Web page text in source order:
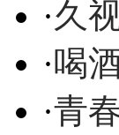
·久
·喝
·青